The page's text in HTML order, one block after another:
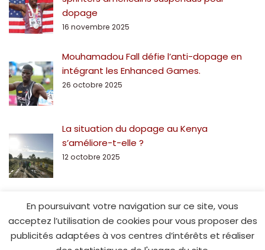
dopage
16 novembre 2025
Mouhamadou Fall défie l’anti-dopage en
intégrant les Enhanced Games.
26 octobre 2025
La situation du dopage au Kenya
s’améliore-t-elle ?
12 octobre 2025
En poursuivant votre navigation sur ce site, vous
acceptez l’utilisation de cookies pour vous proposer des
publicités adaptées à vos centres d’intérêts et réaliser